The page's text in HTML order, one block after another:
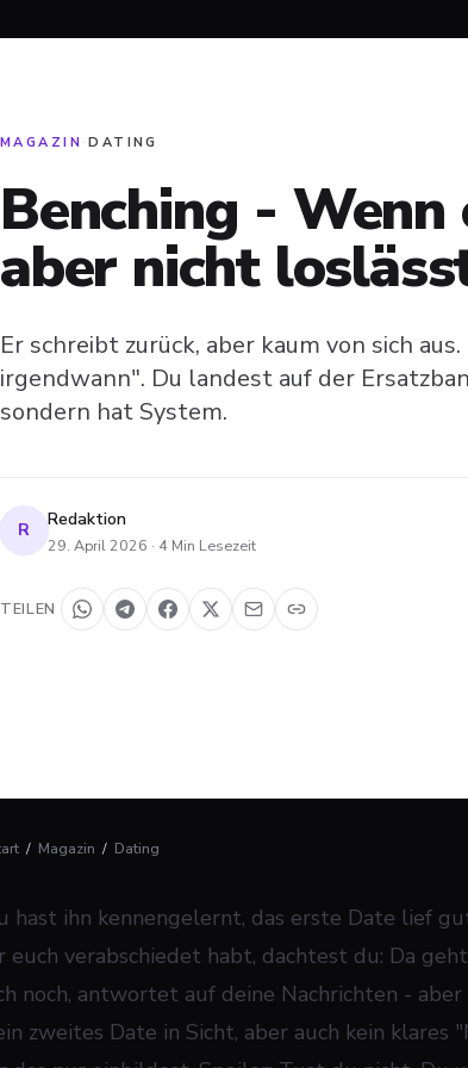
MAGAZIN ·DATING
Benching -
aber nicht
Er schreibt zurück, aber kaum von sich
irgendwann". Du landest auf der
sondern hat System.
R Redaktion
29. April 2026 · 4 Min Lesezeit
TEILEN
/ Magazin / Dating
hast ihn kennengelernt, das erste Date lief
euch verabschiedet habt, dachtest du: Da
noch, antwortet auf deine Nachrichten -
zweites Date in Sicht, aber auch kein